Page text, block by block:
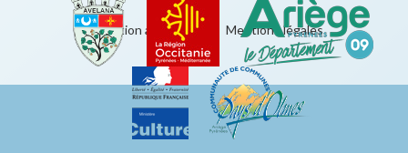
Éducation artistique Mentions légales